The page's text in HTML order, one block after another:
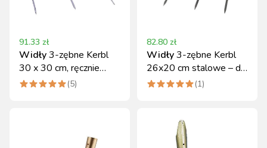
91.33 zł
Widły3-zębne Kerbl
30 x 30 cm, ręcznie
kute, bez trzonka
(5)
82.80 zł
Widły3-zębne Kerbl
26x20 cm stalowe – do
siana/obornika
(1)